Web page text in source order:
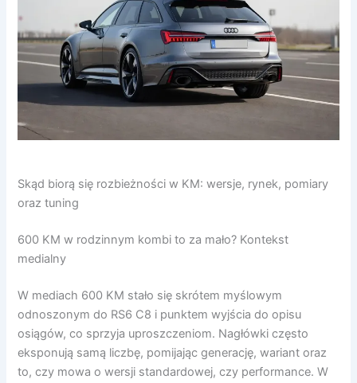
Skąd biorą się rozbieżności w KM: wersje, rynek, pomiary
oraz tuning
600 KM w rodzinnym kombi to za mało? Kontekst
medialny
W mediach 600 KM stało się skrótem myślowym
odnoszonym do RS6 C8 i punktem wyjścia do opisu
osiągów, co sprzyja uproszczeniom. Nagłówki często
eksponują samą liczbę, pomijając generację, wariant oraz
to, czy mowa o wersji standardowej, czy performance. W